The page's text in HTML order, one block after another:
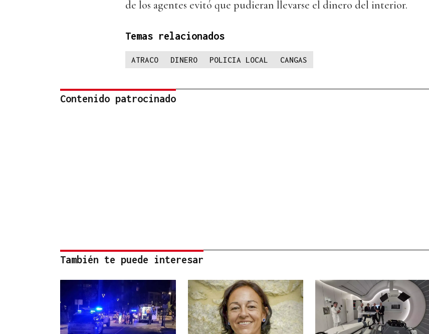
de los agentes evitó que pudieran llevarse el dinero del interior.
Temas relacionados
ATRACO DINERO POLICIA LOCAL CANGAS
Contenido patrocinado
También te puede interesar